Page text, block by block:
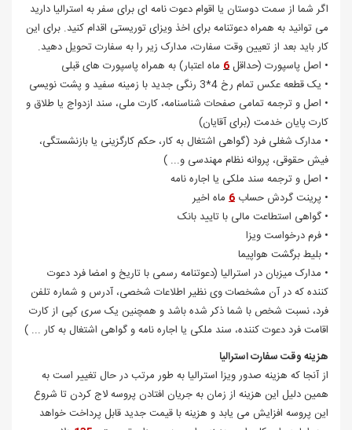
اگر شما از سمت دوستان یا اقوام دعوت نامه ای برای سفر به استرالیا دارید
می توانید به همراه دعوتنامه برای اخذ ویزای توریستی اقدام کنید. برای این
کار باید بعد از تعیین وقت سفارت، مدارک زیر را به سفارت تحویل دهید.
• اصل پاسپورت (حداقل6 ماه اعتبار) به همراه پاسپورت های قبلی
• یک قطعه عکس تمام رخ 4*3 رنگی جدید با زمینه سفید و پشت نویسی
• اصل و ترجمه تمامی صفحات شناسنامه، کارت ملی، سند ازدواج یا طلاق و
کارت پایان خدمت (برای آقایان)
• مدارک شغلی فرد (گواهی اشتغال به کار، حکم کارگزینی یا بازنشستگی،
فیش حقوقی، پروانه نظام مهندسی و... )
• اصل و ترجمه سند ملکی یا اجاره نامه
• پرینت گردش حساب 6 ماه اخیر
• گواهی استطاعت مالی با تایید بانک
• فرم درخواست ویزا
• بلیط برگشت هواپیما
• مدارک میزبان در استرالیا (دعوتنامه رسمی با تاریخ و امضا فرد دعوت
کننده که در آن مشخصات وی نظیر اطلاعات شخصی، آدرس و شماره تلفن
فرد، نسبت شخص با شما ذکر شده باشد و همچنین یک سری کپی از کارت
اقامت فرد دعوت کننده، سند ملکی یا اجاره نامه و گواهی اشتغال به کار ... )
هزینه وقت سفارت استرالیا
از آنجا که هزینه صدور ویزا استرالیا به طور مرتب در حال تغییر است به
همین دلیل این هزینه از زمان به جریان افتادن پروسه لاج کردن تا شروع
این پروسه افزایش می یابد و هزینه با قیمت جدید قابل پرداخت خواهد